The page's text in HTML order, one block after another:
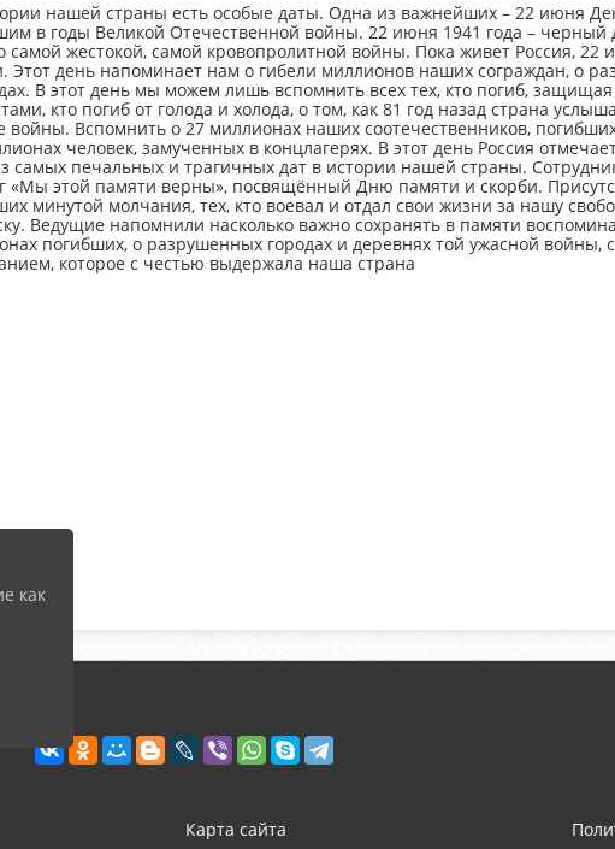
нашей страны есть особые даты. Одна из важнейших – 22 июня
в годы Великой Отечественной войны. 22 июня 1941 года –
самой жестокой, самой кровопролитной войны. Пока живет Россия, 22
Этот день напоминает нам о гибели миллионов наших сограждан, о
В этот день мы можем лишь вспомнить всех тех, кто погиб,
кто погиб от голода и холода, о том, как 81 год назад страна
войны. Вспомнить о 27 миллионах наших соотечественников,
человек, замученных в концлагерях. В этот день Россия
самых печальных и трагичных дат в истории нашей страны.
«Мы этой памяти верны», посвящённый Дню памяти и скорби.
минутой молчания, тех, кто воевал и отдал свои жизни за нашу
Ведущие напомнили насколько важно сохранять в памяти
погибших, о разрушенных городах и деревнях той ужасной
которое с честью выдержала наша страна
Карта сайта
как